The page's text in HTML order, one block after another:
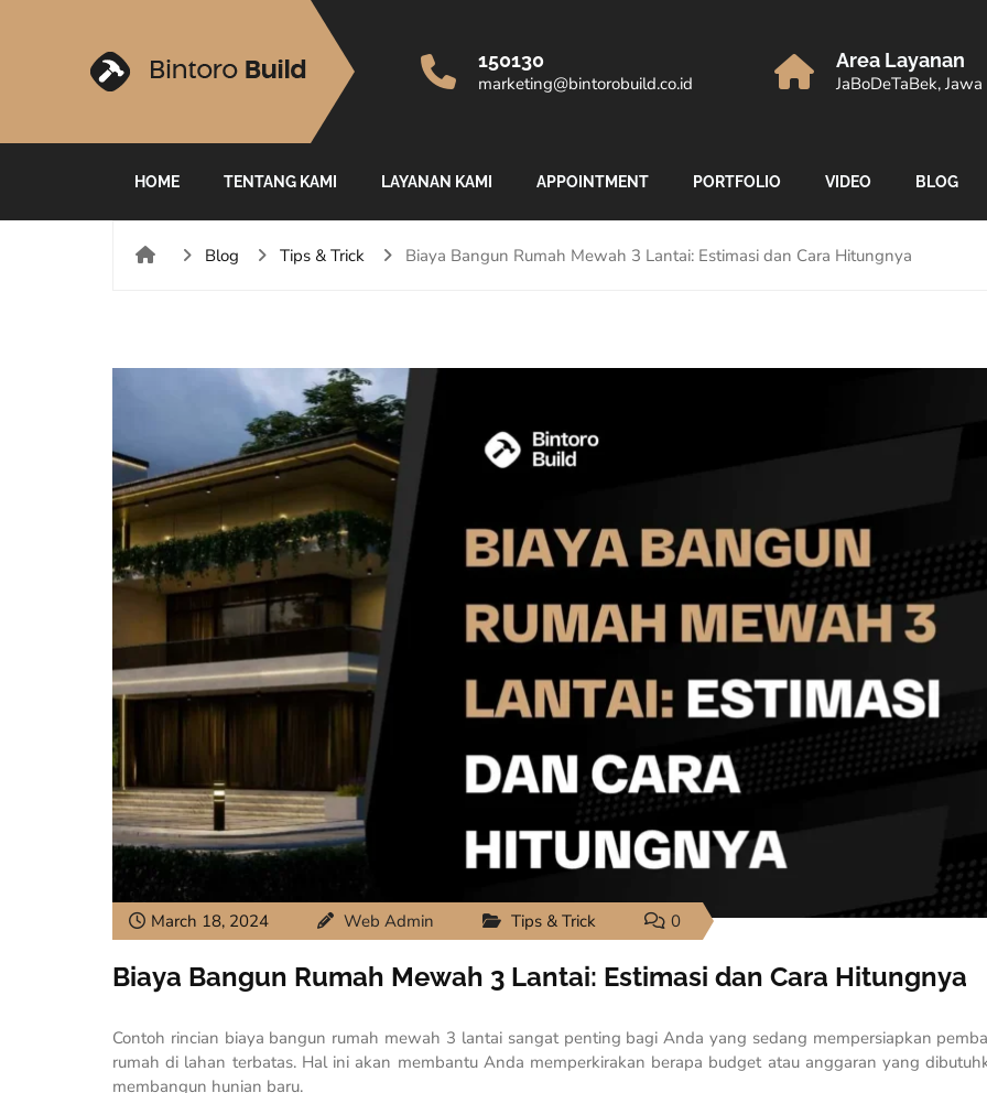
150130
marketing@bintorobuild.co.id
Area Layanan
JaBoDeTaBek,
HOME TENTANG KAMI LAYANAN KAMI APPOINTMENT PORTFOLIO VIDEO BLOG
Blog Tips & Trick Biaya Bangun Rumah Mewah 3 Lantai: Estimasi dan Cara Hitungnya
March 18, 2024 Web Admin Tips & Trick 0
Biaya Bangun Rumah Mewah 3 Lantai: Estimasi dan Cara Hitungnya
Contoh rincian biaya bangun rumah mewah 3 lantai sangat penting bagi Anda yang sedang mempersiapkan
rumah di lahan terbatas. Hal ini akan membantu Anda memperkirakan berapa budget atau anggaran yang
membangun hunian baru.